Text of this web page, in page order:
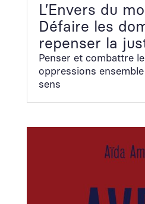
L’Envers du
Défaire les
repenser la
Penser et com­bat­tre
oppres­sions
sens